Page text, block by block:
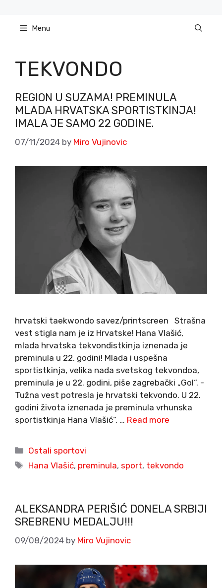
content Menu
TEKVONDO
REGION U SUZAMA! PREMINULA
MLADA HRVATSKA SPORTISTKINJA!
IMALA JE SAMO 22 GODINE.
07/11/2024 by Miro Vujinovic
hrvatski taekwondo savez/printscreen Strašna
vest stigla nam je iz Hrvatske! Hana Vlašić,
mlada hrvatska tekvondistkinja iznenada je
preminula u 22. godini! Mlada i uspešna
sportistkinja, velika nada svetskog tekvondoa,
preminula je u 22. godini, piše zagrebački „Gol“. -
Tužna vest potresla je hrvatski tekvondo. U 22.
godini života iznenada je preminula vrhunska
sportistkinja Hana Vlašić“, … Read more
Categories
Ostali sportovi
Tags
Hana Vlašić, preminula, sport, tekvondo
ALEKSANDRA PERIŠIĆ DONELA SRBIJI
SREBRENU MEDALJU!!!
09/08/2024 by Miro Vujinovic